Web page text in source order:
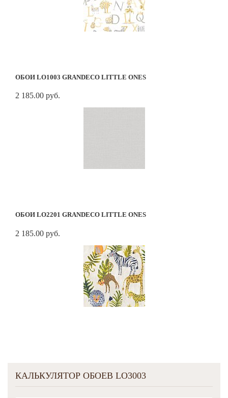
ОБОИ LO1003 GRANDECO LITTLE ONES
2 185.00 руб.
ОБОИ LO2201 GRANDECO LITTLE ONES
2 185.00 руб.
КАЛЬКУЛЯТОР ОБОЕВ LO3003